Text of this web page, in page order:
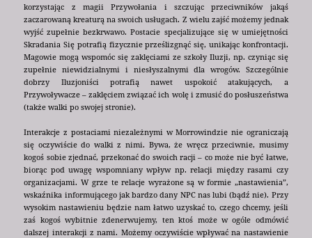
korzystając z magii Przywołania i szczując przeciwników jakąś
zaczarowaną kreaturą na swoich usługach. Z wielu zajść możemy jednak
wyjść zupełnie bezkrwawo. Postacie specjalizujące się w umiejętności
Skradania Się potrafią fizycznie prześlizgnąć się, unikając konfrontacji.
Magowie mogą wspomóc się zaklęciami ze szkoły Iluzji, np. czyniąc się
zupełnie niewidzialnymi i niesłyszalnymi dla wrogów. Szczególnie
dobrzy Iluzjoniści potrafią nawet uspokoić atakujących, a
Przywoływacze – zaklęciem związać ich wolę i zmusić do posłuszeństwa
(także walki po swojej stronie).
Interakcje z postaciami niezależnymi w Morrowindzie nie ograniczają
się oczywiście do walki z nimi. Bywa, że wręcz przeciwnie, musimy
kogoś sobie zjednać, przekonać do swoich racji – co może nie być łatwe,
biorąc pod uwagę wspomniany wpływ np. relacji między rasami czy
organizacjami. W grze te relacje wyrażone są w formie „nastawienia”,
wskaźnika informującego jak bardzo dany NPC nas lubi (bądź nie). Przy
wysokim nastawieniu będzie nam łatwo uzyskać to, czego chcemy, jeśli
zaś kogoś wybitnie zdenerwujemy, ten ktoś może w ogóle odmówić
dalszej interakcji z nami. Możemy oczywiście wpływać na nastawienie